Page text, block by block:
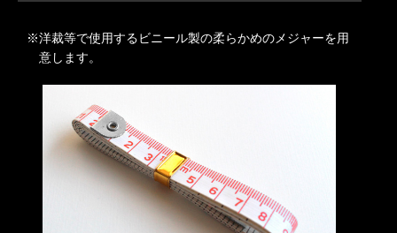
洋裁等で使用するビニール製の柔らかめのメジャーを用
意します。